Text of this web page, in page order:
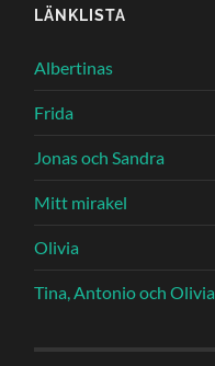
LÄNKLISTA
Albertinas
Frida
Jonas och Sandra
Mitt mirakel
Olivia
Tina, Antonio och Olivia